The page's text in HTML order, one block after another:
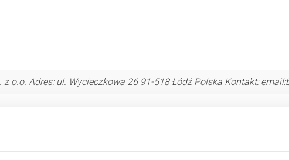
z o.o. Adres: ul. Wycieczkowa 26 91-518 Łódź Polska Kontakt: